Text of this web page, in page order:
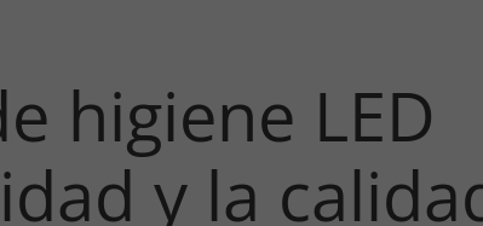
higiene LED
y la